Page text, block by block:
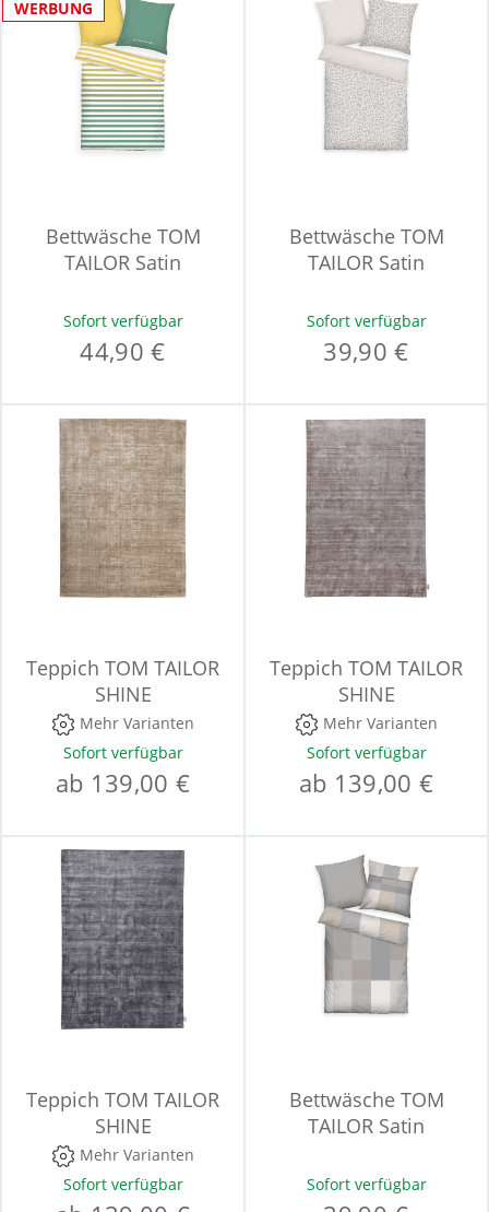
WERBUNG
Bettwäsche TOM
TAILOR Satin
Sofort verfügbar
44,90 €
Bettwäsche TOM
TAILOR Satin
Sofort verfügbar
39,90 €
Teppich TOM TAILOR
SHINE
Mehr Varianten
Sofort verfügbar
ab 139,00 €
Teppich TOM TAILOR
SHINE
Mehr Varianten
Sofort verfügbar
ab 139,00 €
Teppich TOM TAILOR
SHINE
Mehr Varianten
Sofort verfügbar
Bettwäsche TOM
TAILOR Satin
Sofort verfügbar